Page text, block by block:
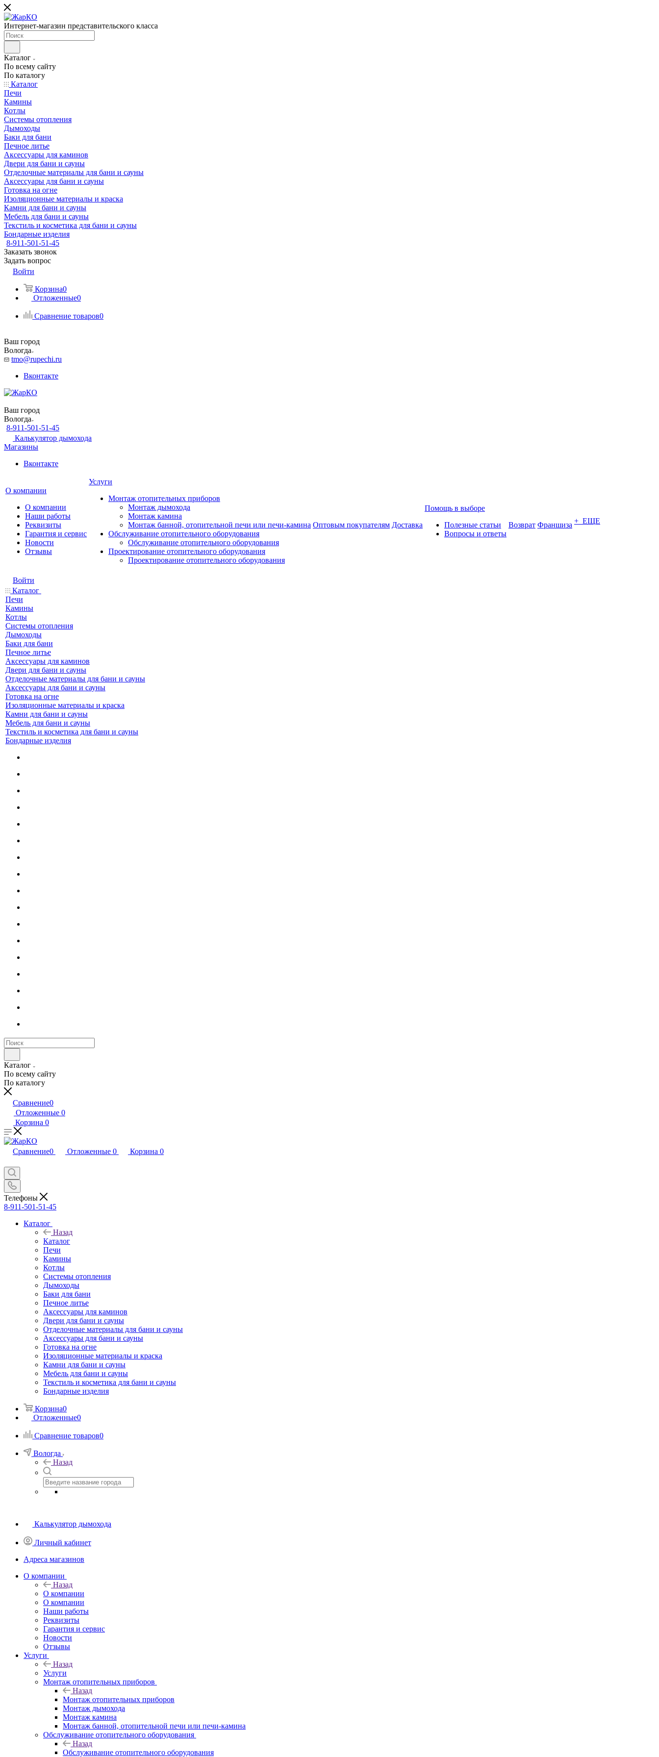
Интернет-магазин представительского класса
Каталог
По всему сайту
По каталогу
Каталог
Печи
Камины
Котлы
Системы отопления
Дымоходы
Баки для бани
Печное литье
Аксессуары для каминов
Двери для бани и сауны
Отделочные материалы для бани и сауны
Аксессуары для бани и сауны
Готовка на огне
Изоляционные материалы и краска
Камни для бани и сауны
Мебель для бани и сауны
Текстиль и косметика для бани и сауны
Бондарные изделия
8-911-501-51-45
Заказать звонок
Задать вопрос
Войти
Корзина0
Отложенные0
Сравнение товаров0
Ваш город
Вологда
tmo@rupechi.ru
Вконтакте
Ваш город
Вологда
8-911-501-51-45
Калькулятор дымохода
Магазины
Вконтакте
О компании
О компании
Наши работы
Реквизиты
Гарантия и сервис
Новости
Отзывы
Услуги
Монтаж отопительных приборов
Монтаж дымохода
Монтаж камина
Монтаж банной, отопительной печи или печи-камина
Обслуживание отопительного оборудования
Обслуживание отопительного оборудования
Проектирование отопительного оборудования
Проектирование отопительного оборудования
Оптовым покупателям Доставка
Помощь в выборе
Полезные статьи
Вопросы и ответы
Возврат Франшиза + ЕЩЕ
Войти
Каталог
Печи
Камины
Котлы
Системы отопления
Дымоходы
Баки для бани
Печное литье
Аксессуары для каминов
Двери для бани и сауны
Отделочные материалы для бани и сауны
Аксессуары для бани и сауны
Готовка на огне
Изоляционные материалы и краска
Камни для бани и сауны
Мебель для бани и сауны
Текстиль и косметика для бани и сауны
Бондарные изделия
Каталог
По всему сайту
По каталогу
Сравнение0
Отложенные 0
Корзина 0
Сравнение0 Отложенные 0 Корзина 0
Телефоны
8-911-501-51-45
Каталог
Назад
Каталог
Печи
Камины
Котлы
Системы отопления
Дымоходы
Баки для бани
Печное литье
Аксессуары для каминов
Двери для бани и сауны
Отделочные материалы для бани и сауны
Аксессуары для бани и сауны
Готовка на огне
Изоляционные материалы и краска
Камни для бани и сауны
Мебель для бани и сауны
Текстиль и косметика для бани и сауны
Бондарные изделия
Корзина0
Отложенные0
Сравнение товаров0
Вологда
Назад
Калькулятор дымохода
Личный кабинет
Адреса магазинов
O компании
Назад
O компании
О компании
Наши работы
Реквизиты
Гарантия и сервис
Новости
Отзывы
Услуги
Назад
Услуги
Монтаж отопительных приборов
Назад
Монтаж отопительных приборов
Монтаж дымохода
Монтаж камина
Монтаж банной, отопительной печи или печи-камина
Обслуживание отопительного оборудования
Назад
Обслуживание отопительного оборудования